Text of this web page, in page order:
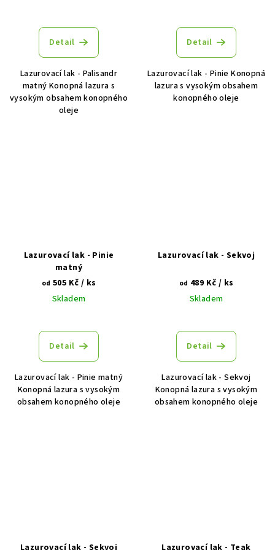
Detail
Lazurovací lak - Palisandr
matný Konopná lazura s
vysokým obsahem konopného
oleje
Detail
Lazurovací lak - Pinie Konopná
lazura s vysokým obsahem
konopného oleje
Lazurovací lak - Pinie
matný
od 505 Kč / ks
Skladem
Detail
Lazurovací lak - Pinie matný
Konopná lazura s vysokým
obsahem konopného oleje
Lazurovací lak - Sekvoj
od 489 Kč / ks
Skladem
Detail
Lazurovací lak - Sekvoj
Konopná lazura s vysokým
obsahem konopného oleje
Lazurovací lak - Sekvoj Lazurovací lak - Teak